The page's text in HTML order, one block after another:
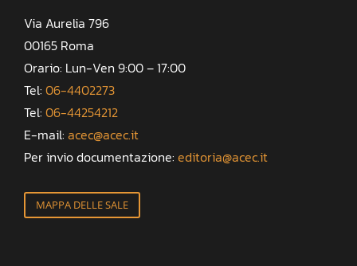
Via Aurelia 796
00165 Roma
Orario: Lun-Ven 9:00 – 17:00
Tel: 06-4402273
Tel: 06-44254212
E-mail: acec@acec.it
Per invio documentazione: editoria@acec.it
MAPPA DELLE SALE